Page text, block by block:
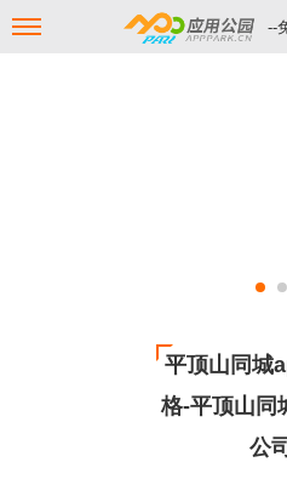
--
平顶山同城
格-平顶山同
公司